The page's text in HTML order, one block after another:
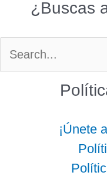
¿Buscas
Buscar
¡Únete